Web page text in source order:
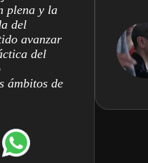
plena y la
del
avanzar
del
ámbitos de